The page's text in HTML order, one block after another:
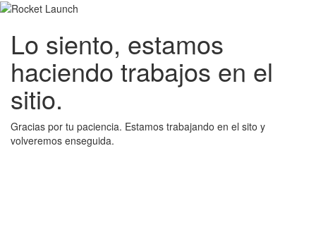
Lo siento, estamos
haciendo trabajos en el
sitio.
Gracias por tu paciencia. Estamos trabajando en el sito y
volveremos enseguida.